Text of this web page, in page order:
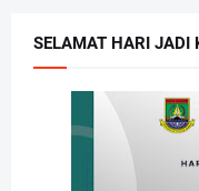
SELAMAT HARI JADI